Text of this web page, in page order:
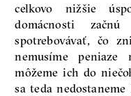
celkovo nižšie
domácnosti
spotrebovávať, čo
nemusíme
môžeme ich do
sa teda